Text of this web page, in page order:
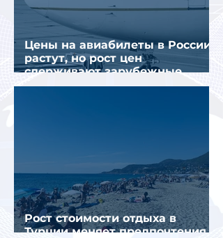
Цены на авиабилеты в России
растут, но рост цен
сдерживают зарубежные
конкуренты
Рост стоимости отдыха в
Турции меняет предпочтения